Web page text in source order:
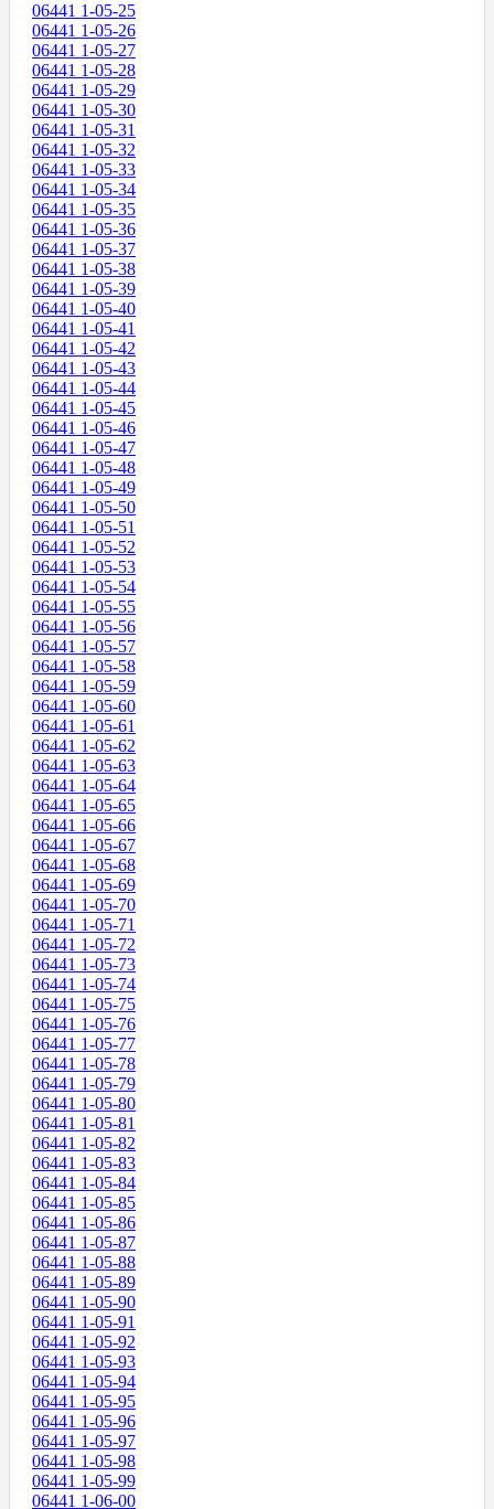
06441 1-05-25
06441 1-05-26
06441 1-05-27
06441 1-05-28
06441 1-05-29
06441 1-05-30
06441 1-05-31
06441 1-05-32
06441 1-05-33
06441 1-05-34
06441 1-05-35
06441 1-05-36
06441 1-05-37
06441 1-05-38
06441 1-05-39
06441 1-05-40
06441 1-05-41
06441 1-05-42
06441 1-05-43
06441 1-05-44
06441 1-05-45
06441 1-05-46
06441 1-05-47
06441 1-05-48
06441 1-05-49
06441 1-05-50
06441 1-05-51
06441 1-05-52
06441 1-05-53
06441 1-05-54
06441 1-05-55
06441 1-05-56
06441 1-05-57
06441 1-05-58
06441 1-05-59
06441 1-05-60
06441 1-05-61
06441 1-05-62
06441 1-05-63
06441 1-05-64
06441 1-05-65
06441 1-05-66
06441 1-05-67
06441 1-05-68
06441 1-05-69
06441 1-05-70
06441 1-05-71
06441 1-05-72
06441 1-05-73
06441 1-05-74
06441 1-05-75
06441 1-05-76
06441 1-05-77
06441 1-05-78
06441 1-05-79
06441 1-05-80
06441 1-05-81
06441 1-05-82
06441 1-05-83
06441 1-05-84
06441 1-05-85
06441 1-05-86
06441 1-05-87
06441 1-05-88
06441 1-05-89
06441 1-05-90
06441 1-05-91
06441 1-05-92
06441 1-05-93
06441 1-05-94
06441 1-05-95
06441 1-05-96
06441 1-05-97
06441 1-05-98
06441 1-05-99
06441 1-06-00